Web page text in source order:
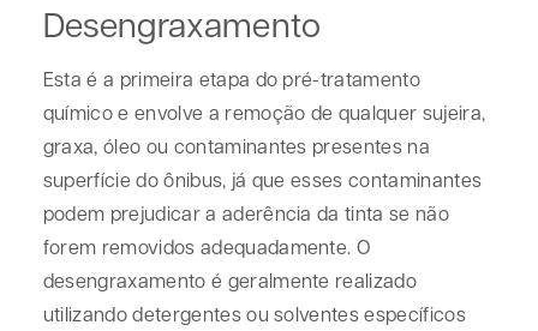
Desengraxamento
Esta é a primeira etapa do pré-tratamento
químico e envolve a remoção de qualquer sujeira,
graxa, óleo ou contaminantes presentes na
superfície do ônibus, já que esses contaminantes
podem prejudicar a aderência da tinta se não
forem removidos adequadamente. O
desengraxamento é geralmente realizado
utilizando detergentes ou solventes específicos